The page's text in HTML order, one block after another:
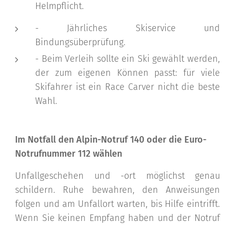
Helmpflicht.
- Jährliches Skiservice und
Bindungsüberprüfung.
- Beim Verleih sollte ein Ski gewählt werden,
der zum eigenen Können passt: für viele
Skifahrer ist ein Race Carver nicht die beste
Wahl.
Im Notfall den Alpin-Notruf 140 oder die Euro-
Notrufnummer 112 wählen
Unfallgeschehen und -ort möglichst genau
schildern. Ruhe bewahren, den Anweisungen
folgen und am Unfallort warten, bis Hilfe eintrifft.
Wenn Sie keinen Empfang haben und der Notruf